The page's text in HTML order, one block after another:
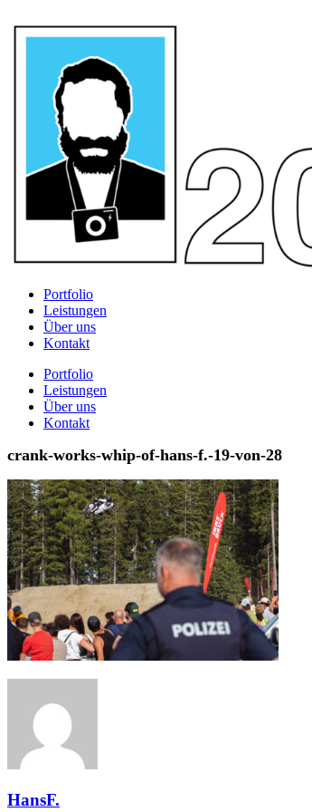
Portfolio
Leistungen
Über uns
Kontakt
Portfolio
Leistungen
Über uns
Kontakt
crank-works-whip-of-hans-f.-19-von-28
HansF.